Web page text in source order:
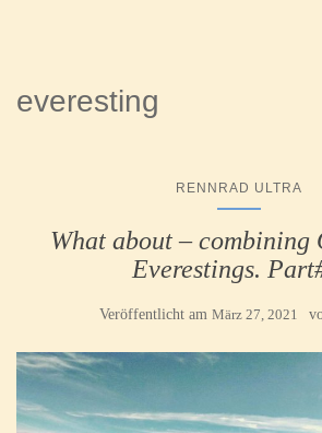
everesting
RENNRAD ULTRA
What about – combining
Everestings.
Veröffentlicht am März 27, 2021